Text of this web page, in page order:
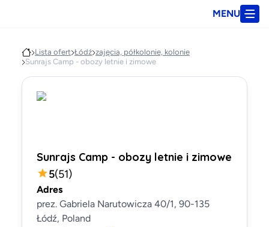
MENU
Lista ofert Łódź zajęcia, półkolonie, kolonie
Sunrajs Camp - obozy letnie i zimowe
Sunrajs Camp - obozy letnie i zimowe
5(51)
Adres
prez. Gabriela Narutowicza 40/1, 90-135
Łódź, Poland